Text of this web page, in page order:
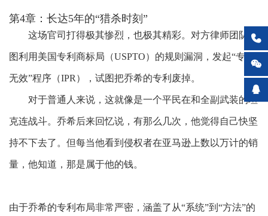
第4章：长达5年的“猎杀时刻”
这场官司打得极其惨烈，也极其精彩。对方律师团队试
图利用美国专利商标局（USPTO）的规则漏洞，发起“专利
无效”程序（IPR），试图把乔希的专利废掉。
对于普通人来说，这就像是一个平民在和全副武装的坦
克连战斗。乔希后来回忆说，有那么几次，他觉得自己快坚
持不下去了。但每当他看到侵权者在亚马逊上数以万计的销
量，他知道，那是属于他的钱。
由于乔希的专利布局非常严密，涵盖了从“系统”到“方法”的


